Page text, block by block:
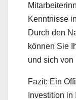
Kenntnisse
Durch den
können Sie
und sich von
Fazit: Ein
Investition